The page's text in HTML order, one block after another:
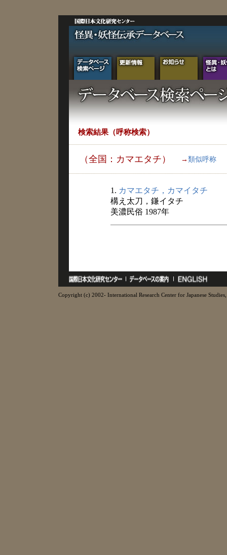
検索結果（呼称検索）
（全国：カマエタチ） → 類似呼称
1. カマエタチ，カマイタチ
構え太刀，鎌イタチ
美濃民俗 1987年
Copyright (c) 2002- International Research Center for Japanese